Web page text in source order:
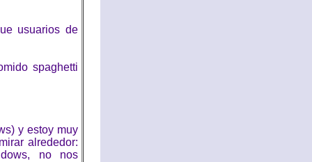
usuarios de
spaghetti
y estoy muy
alrededor:
no nos